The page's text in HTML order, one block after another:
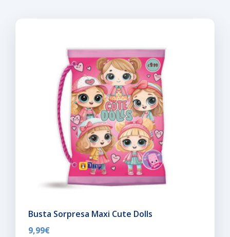
Busta Sorpresa Maxi Cute Dolls
9,99€